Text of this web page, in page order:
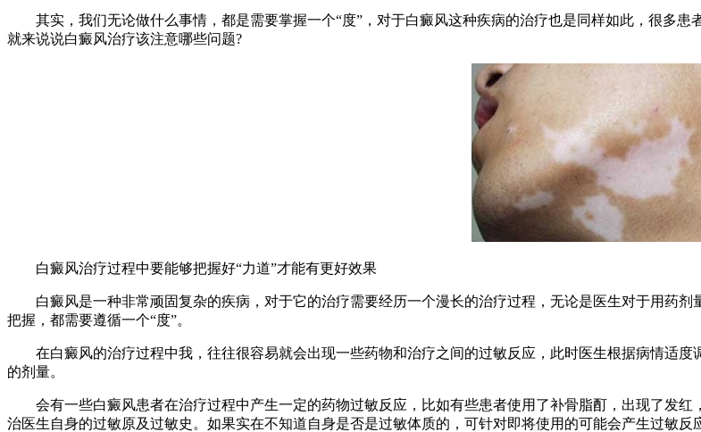
其实，我们无论做什么事情，都是需要掌握一个“度”，对于白癜风这种疾病的治疗也是同样如此，很多患
就来说说白癜风治疗该注意哪些问题?
白癜风治疗过程中要能够把握好“力道”才能有更好效果
白癜风是一种非常顽固复杂的疾病，对于它的治疗需要经历一个漫长的治疗过程，无论是医生对于用药剂
把握，都需要遵循一个“度”。
在白癜风的治疗过程中我，往往很容易就会出现一些药物和治疗之间的过敏反应，此时医生根据病情适度
的剂量。
会有一些白癜风患者在治疗过程中产生一定的药物过敏反应，比如有些患者使用了补骨脂酊，出现了发红
治医生自身的过敏原及过敏史。如果实在不知道自身是否是过敏体质的，可针对即将使用的可能会产生过敏反